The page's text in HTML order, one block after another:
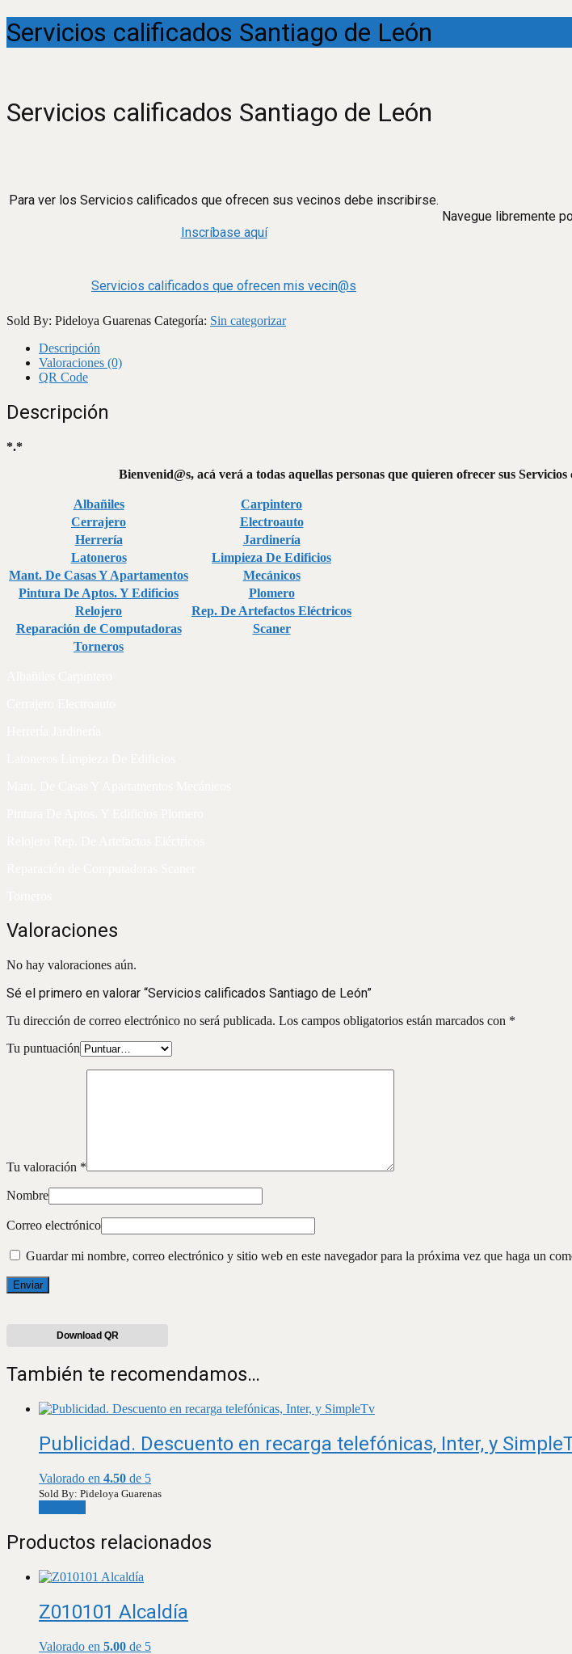
Servicios calificados Santiago de León
Servicios calificados Santiago de León
Para ver los Servicios calificados que ofrecen sus vecinos debe inscribirse.
Inscríbase aquí
Navegue libremente
Servicios calificados que ofrecen mis vecin@s
Sold By: Pideloya Guarenas Categoría: Sin categorizar
Descripción
Valoraciones (0)
QR Code
Descripción
*.*
Bienvenid@s, acá verá a todas aquellas personas que quieren ofrecer sus
Albañiles
Carpintero
Cerrajero
Electroauto
Herrería
Jardinería
Latoneros
Limpieza De Edificios
Mant. De Casas Y Apartamentos
Mecánicos
Pintura De Aptos. Y Edificios
Plomero
Relojero
Rep. De Artefactos Eléctricos
Reparación de Computadoras
Scaner
Torneros
Valoraciones
No hay valoraciones aún.
Sé el primero en valorar “Servicios calificados Santiago de León”
Tu dirección de correo electrónico no será publicada. Los campos obligatorios están marcados con *
Tu puntuación
Tu valoración *
Nombre
Correo electrónico
Guardar mi nombre, correo electrónico y sitio web en este navegador para la próxima vez que haga un
Download QR
También te recomendamos…
Publicidad. Descuento en recarga telefónicas, Inter, y
Valorado en 4.50 de 5
Sold By: Pideloya Guarenas
Productos relacionados
Z010101 Alcaldía
Valorado en 5.00 de 5